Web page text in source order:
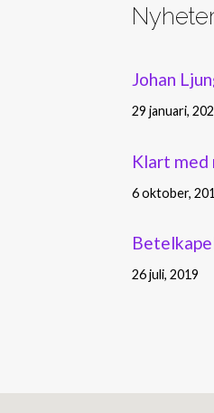
Johan
29 januari,
Klart med
6 oktober,
26 juli, 2019